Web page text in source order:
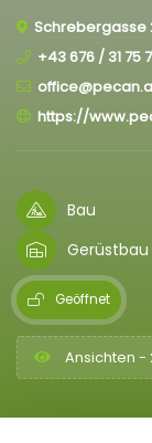
Schrebergasse
+43 676 / 31 75
https://
Bau
Gerüstbau
Geöffnet
Ansichten -